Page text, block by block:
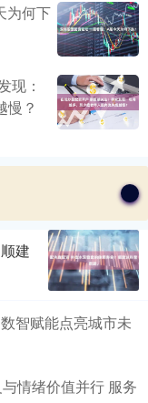
为何下
现：
慢？
建
智赋能点亮城市未
情绪价值并行 服务